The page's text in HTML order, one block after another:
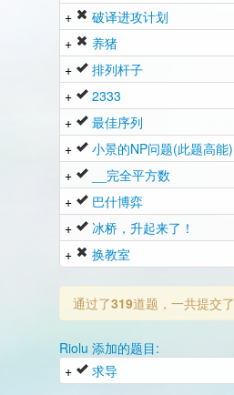
+
破译进攻计划
+
养猪
+
排列杆子
+
2333
+
最佳序列
+
小景的NP问题(此题高能)
+
__完全平方数
+
巴什博弈
+
冰桥，升起来了！
+
换教室
通过了319道题，一共提交了
Riolu 添加的题目:
+
求导